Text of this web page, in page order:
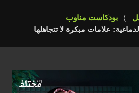
بودكاست مناوب
علامات مبكرة لا تتجاهلها